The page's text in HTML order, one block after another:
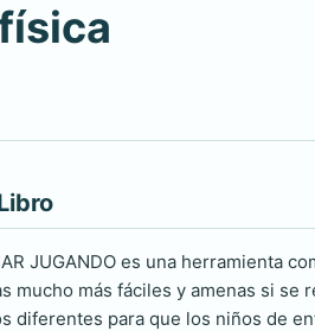
JUGANDO es una herramienta
mucho más fáciles y amenas si se
diferentes para que los niños de